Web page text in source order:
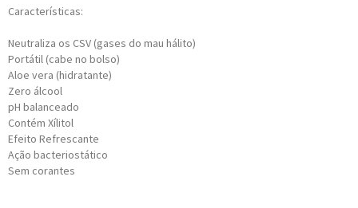
Características:
Neutraliza os CSV (gases do mau hálito)
Portátil (cabe no bolso)
Aloe vera (hidratante)
Zero álcool
pH balanceado
Contém Xílitol
Efeito Refrescante
Ação bacteriostático
Sem corantes